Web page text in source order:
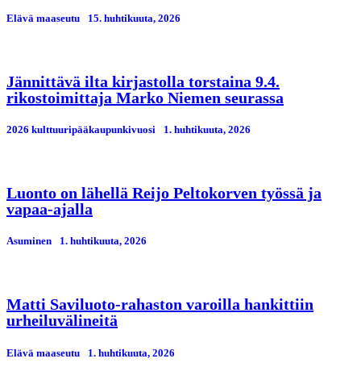
Elävä maaseutu 15. huhtikuuta, 2026
Jännittävä ilta kirjastolla torstaina 9.4.
rikostoimittaja Marko Niemen seurassa
2026 kulttuuripääkaupunkivuosi 1. huhtikuuta, 2026
Luonto on lähellä Reijo Peltokorven työssä ja
vapaa-ajalla
Asuminen 1. huhtikuuta, 2026
Matti Saviluoto-rahaston varoilla hankittiin
urheiluvälineitä
Elävä maaseutu 1. huhtikuuta, 2026